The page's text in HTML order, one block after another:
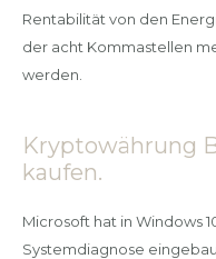
Rentabilität von den
der acht Kommastellen
werden.
Kryptowährung
kaufen.
Microsoft hat in Windows
Systemdiagnose